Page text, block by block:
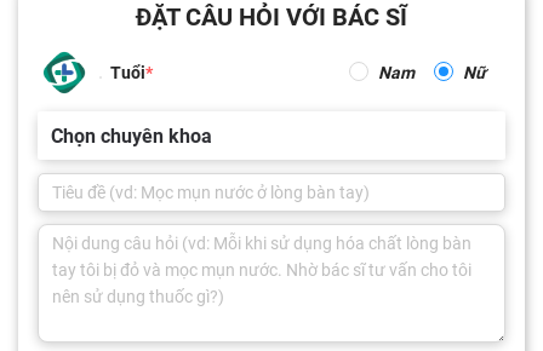
ĐẶT CÂU HỎI VỚI BÁC SĨ
Tuổi Nam Nữ
Chọn chuyên khoa